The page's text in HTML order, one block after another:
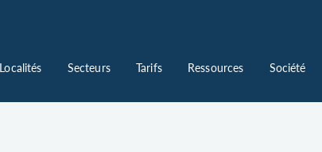
Localités Secteurs Tarifs Ressources Société